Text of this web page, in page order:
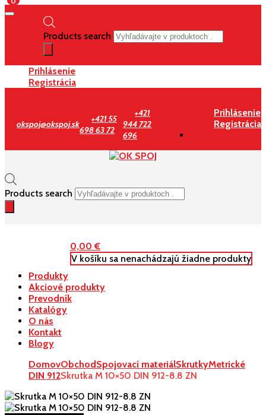
Products search
Prihlásenie
Registrácia
okspoj@okspoj.sk
+421 55
698 63 72
+421
944 722
696
Prihlásenie
Registrácia
Products search
0,00€
V košíku sa nenachádzajú žiadne produkty
Produkty
Akciové produkty
Prevodník
Katalógy
O nás
Kontakt
Blogy
DomovObchodSpojovací materiálSkrutkyMetrické
DIN 912Skrutka M 10×50 DIN 912-8.8 ZN